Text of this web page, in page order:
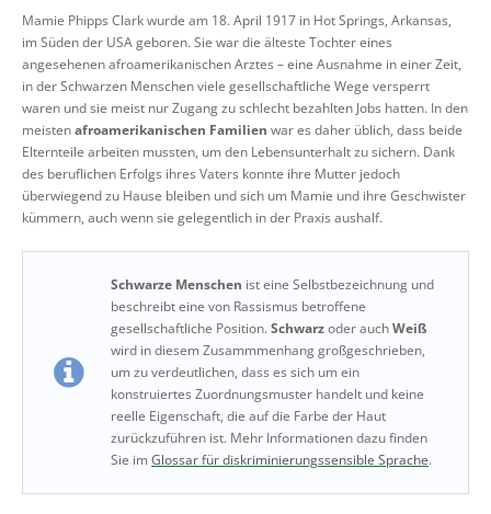
Mamie Phipps Clark wurde am 18. April 1917 in Hot Springs, Arkansas,
im Süden der USA geboren. Sie war die älteste Tochter eines
angesehenen afroamerikanischen Arztes – eine Ausnahme in einer Zeit,
in der Schwarzen Menschen viele gesellschaftliche Wege versperrt
waren und sie meist nur Zugang zu schlecht bezahlten Jobs hatten. In den
meistenafroamerikanischen Familien war es daher üblich, dass beide
Elternteile arbeiten mussten, um den Lebensunterhalt zu sichern. Dank
des beruflichen Erfolgs ihres Vaters konnte ihre Mutter jedoch
überwiegend zu Hause bleiben und sich um Mamie und ihre Geschwister
kümmern, auch wenn sie gelegentlich in der Praxis aushalf.
Schwarze Menschen ist eine Selbstbezeichnung und
beschreibt eine von Rassismus betroffene
gesellschaftliche Position.Schwarzoder auchWeiß
wird in diesem Zusammmenhang großgeschrieben,
um zu verdeutlichen, dass es sich um ein
konstruiertes Zuordnungsmuster handelt und keine
reelle Eigenschaft, die auf die Farbe der Haut
zurückzuführen ist. Mehr Informationen dazu finden
Sie imGlossar für diskriminierungssensible Sprache.